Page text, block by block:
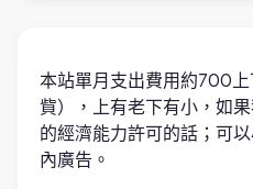
本站單月支出費用約700
貲），上有老下有小，如
的經濟能力許可的話；可
內廣告。